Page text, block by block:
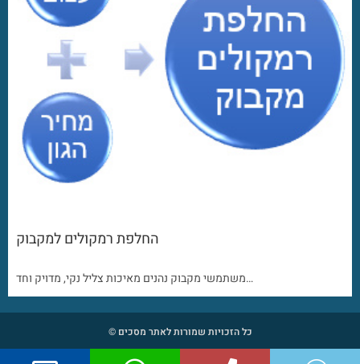
החלפת רמקולים למקבוק
משתמשי מקבוק נהנים מאיכות צליל נקי, מדויק וחד…
כל הזכויות שמורות לאתר מסכים ©